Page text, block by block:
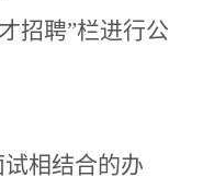
招聘”栏进行公
相结合的办